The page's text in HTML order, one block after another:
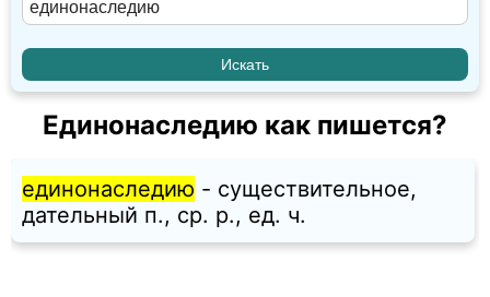
Единонаследию как пишется?
единонаследию - существительное,
дательный п., ср. p., ед. ч.